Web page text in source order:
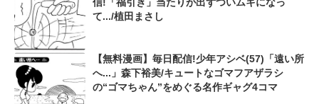
信!「福引き」当たりが出ずついムキになっ
て.../植田まさし
【無料漫画】毎日配信!少年アシベ(57)「遠い所
へ...」森下裕美/キュートなゴマフアザラシ
の“ゴマちゃん”をめぐる名作ギャグ4コマ